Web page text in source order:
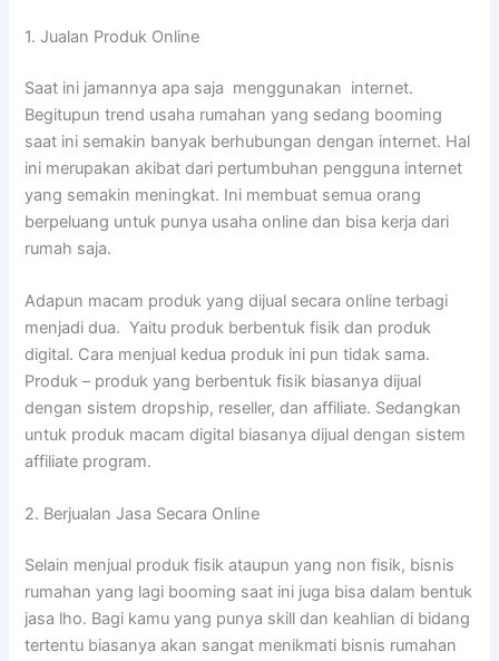
1. Jualan Produk Online
Saat ini jamannya apa saja menggunakan internet.
Begitupun trend usaha rumahan yang sedang booming
saat ini semakin banyak berhubungan dengan internet. Hal
ini merupakan akibat dari pertumbuhan pengguna internet
yang semakin meningkat. Ini membuat semua orang
berpeluang untuk punya usaha online dan bisa kerja dari
rumah saja.
Adapun macam produk yang dijual secara online terbagi
menjadi dua. Yaitu produk berbentuk fisik dan produk
digital. Cara menjual kedua produk ini pun tidak sama.
Produk – produk yang berbentuk fisik biasanya dijual
dengan sistem dropship, reseller, dan affiliate. Sedangkan
untuk produk macam digital biasanya dijual dengan sistem
affiliate program.
2. Berjualan Jasa Secara Online
Selain menjual produk fisik ataupun yang non fisik, bisnis
rumahan yang lagi booming saat ini juga bisa dalam bentuk
jasa lho. Bagi kamu yang punya skill dan keahlian di bidang
tertentu biasanya akan sangat menikmati bisnis rumahan